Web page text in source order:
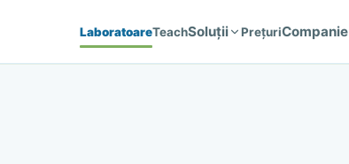
LaboratoareTeachSoluții PrețuriCompanie